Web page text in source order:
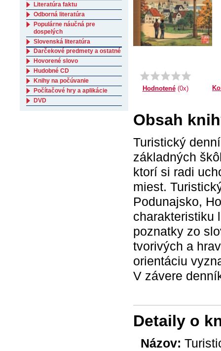
Hodnotené(0x)
Obsah
Turistický
základných
ktorí si radi
miest.
Podunajsko,
charakteristiku
poznatky zo
tvorivých a
orientáciu
V závere
Detaily o
Názov:
Literatúra faktu
Odborná literatúra
Populárne náučná pre
dospelých
Slovenská literatúra
Darčekové predmety a ostatné
Hovorené slovo
Hudobné CD
Knihy na počúvanie
Počítačové hry a aplikácie
DVD